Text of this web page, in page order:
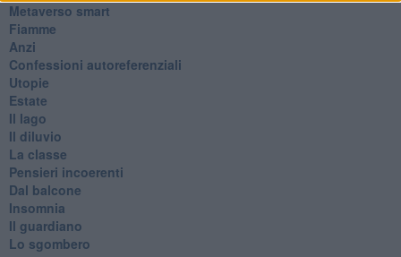
Metaverso smart
Fiamme
Anzi
Confessioni autoreferenziali
Utopie
Estate
Il lago
Il diluvio
La classe
Pensieri incoerenti
Dal balcone
Insomnia
Il guardiano
Lo sgombero